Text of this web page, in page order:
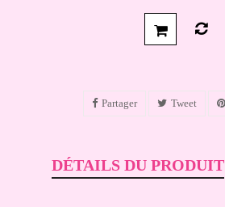
Partager Tweet
DÉTAILS DU PRODUIT